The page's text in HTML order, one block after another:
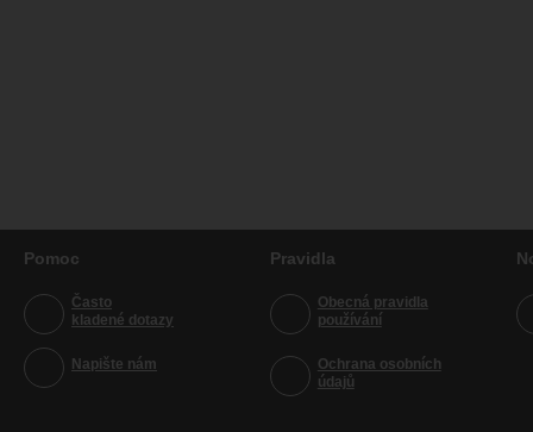
Pomoc
Často
kladené dotazy
Napište nám
Pravidla
Obecná pravidla
používání
Ochrana osobních
údajů